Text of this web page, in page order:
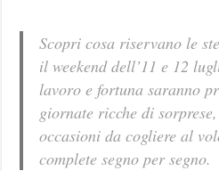
Scopri cosa riservano le
il weekend dell’11 e 12
lavoro e fortuna saranno
giornate ricche di
occasioni da cogliere al
complete segno per segno.